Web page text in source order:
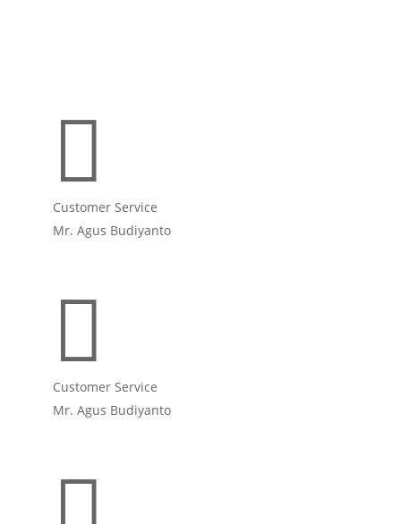

Customer Service
Mr. Agus Budiyanto

Customer Service
Mr. Agus Budiyanto